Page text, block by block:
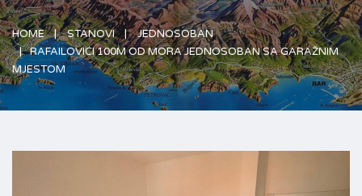
HOME STANOVI
JEDNOSOBAN
RAFAILOVIĆI 100M OD MORA JEDNOSOBAN SA GARAŽNIM
MJESTOM